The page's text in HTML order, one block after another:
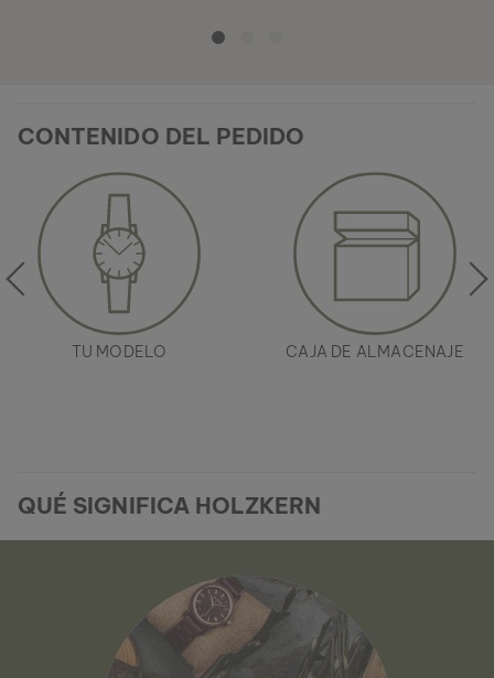
CONTENIDO DEL PEDIDO
TU MODELO CAJA DE ALMACENAJE
QUÉ SIGNIFICA HOLZKERN